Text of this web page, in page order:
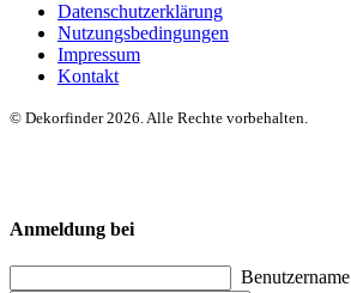
Datenschutzerklärung
Nutzungsbedingungen
Impressum
Kontakt
© Dekorfinder 2026. Alle Rechte vorbehalten.
Anmeldung bei
Benutzername